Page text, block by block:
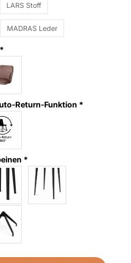
LARS Stoff
MADRAS Leder
*
Return-Funktion *
*